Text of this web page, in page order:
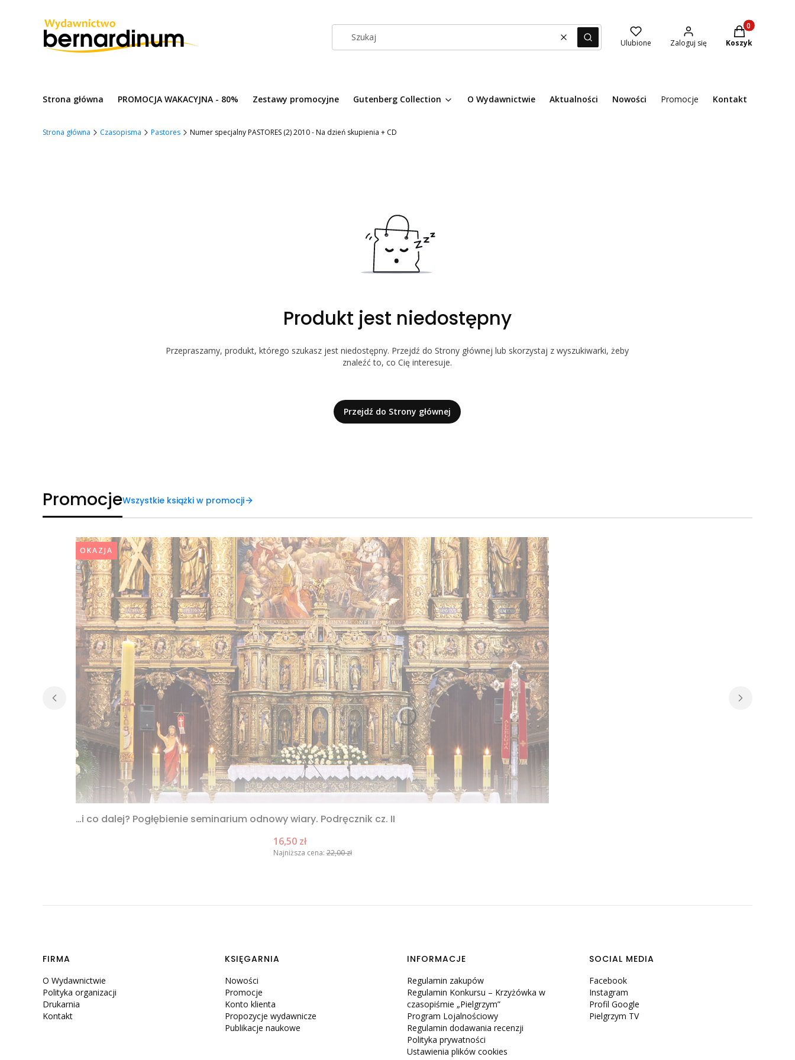
WyczyśćSzukaj Ulubione Zaloguj się
Produkty w
Koszyk
Strona główna PROMOCJA WAKACYJNA - 80% Zestawy promocyjne Gutenberg Collection O Wydawnictwie Aktualności Nowości Promocje Kontakt
Strona główna Czasopisma Pastores Numer specjalny PASTORES (2) 2010 - Na dzień skupienia + CD
Produkt jest niedostępny
Przepraszamy, produkt, którego szukasz jest niedostępny. Przejdź do Strony głównej lub skorzystaj z wyszukiwarki, żeby
znaleźć to, co Cię interesuje.
Przejdź do Strony głównej
PromocjeWszystkie książki w promocji
OKAZJA
…i co dalej? Pogłębienie seminarium odnowy wiary. Podręcznik cz. II
Cena promocyjna
16,50 zł
Najniższa cena: 22,00 zł
Linki w stopce
FIRMA
O Wydawnictwie
Polityka organizacji
Drukarnia
Kontakt
KSIĘGARNIA
Nowości
Promocje
Konto klienta
Propozycje wydawnicze
Publikacje naukowe
INFORMACJE
Regulamin zakupów
Regulamin Konkursu – Krzyżówka w
czasopiśmie „Pielgrzym”
Program Lojalnościowy
Regulamin dodawania recenzji
Polityka prywatności
Ustawienia plików cookies
SOCIAL MEDIA
Facebook
Instagram
Profil Google
Pielgrzym TV